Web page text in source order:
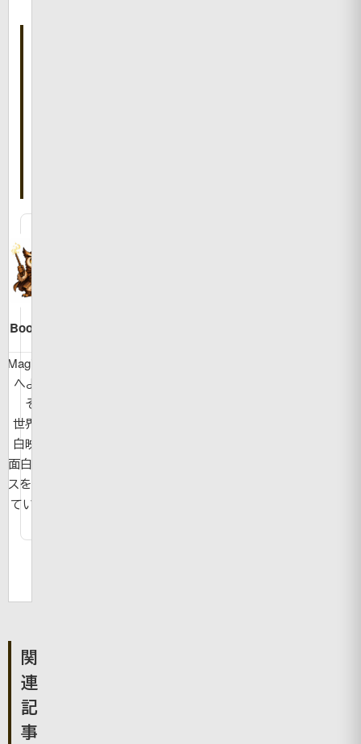
Bookman
MagicBook
へようこ
そ！
世界の面
白映像や
面白ニュー
スを紹介し
ています。
関
連
記
事